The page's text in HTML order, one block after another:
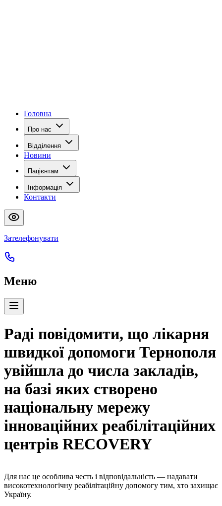
Головна
Про нас
Відділення
Новини
Пацієнтам
Інформація
Контакти
Зателефонувати
Меню
Раді повідомити, що лікарня
швидкої допомоги Тернополя
увійшла до числа закладів,
на базі яких створено
національну мережу
інноваційних реабілітаційних
центрів RECOVERY
Для нас це особлива честь і відповідальність — надавати
високотехнологічну реабілітаційну допомогу тим, хто захищає
Україну.